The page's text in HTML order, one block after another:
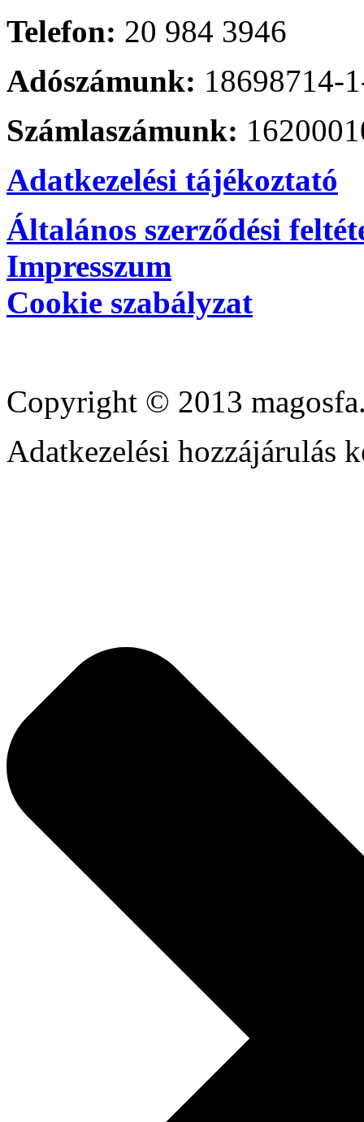
Telefon: 20 984 3946
Adószámunk: 18698714-
Számlaszámunk:
Adatkezelési tájékoztató
Általános szerződési
Impresszum
Cookie szabályzat
Copyright © 2013
Adatkezelési hozzájárulás